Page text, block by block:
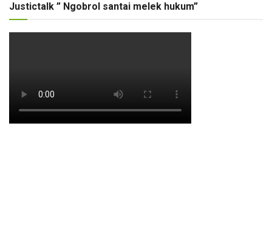
Justictalk ” Ngobrol santai melek hukum”